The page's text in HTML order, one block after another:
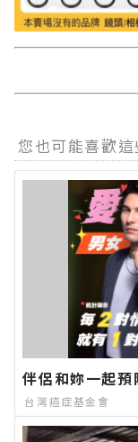
您也可能喜歡這
伴侶和妳一起預
台灣癌症基金會